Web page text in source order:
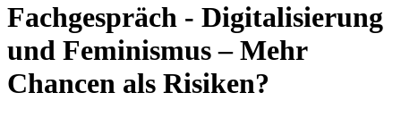
Fachgespräch - Digitalisierung
und Feminismus – Mehr
Chancen als Risiken?